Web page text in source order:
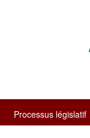
Processus législatif